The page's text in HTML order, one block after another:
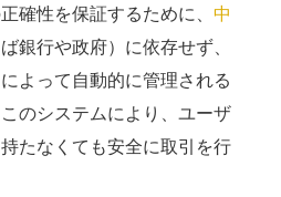
確性を保証するために、 中
銀行や政府）に依存せず、
よって自動的に管理される
のシステムにより、ユーザ
たなくても安全に取引を行